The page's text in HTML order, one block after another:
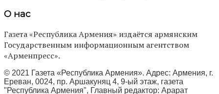
О нас
Газета «Республика Армения» издаётся армянским
Государственным информационным агентством
«Арменпресс».
© 2021 Газета «Республика Армения». Адрес: Армения, г.
Ереван, 0024, пр. Аршакуняц 4, 9-ый этаж, газета
"Республика Армения", Главный редактор: Арарат